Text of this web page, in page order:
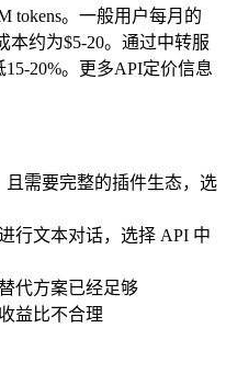
tokens。一般用户每月的
本约为$5-20。通过中转服
20%。更多API定价信息
且需要完整的插件生态，选
行文本对话，选择 API 中
代方案已经足够
益比不合理